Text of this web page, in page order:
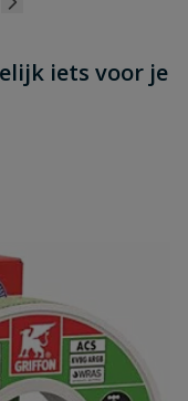
iets voor je